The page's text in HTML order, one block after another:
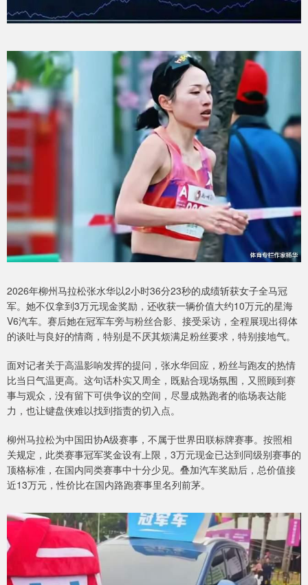
2026年柳州马拉松张水华以2小时36分23秒的成绩斩获女子全马冠
军。她不仅拿到3万元现金奖励，还收获一辆价值大约10万元的星海
V6汽车。赛后她在冠军车旁与粉丝合影、接受采访，全程展现出得体
的谈吐与良好的情商，特别是不厌其烦满足粉丝要求，特别接地气。
面对记者关于高温影响发挥的提问，张水华回应，粉丝与跑友的热情
比当日气温更高。这句话朴实又周全，既贴合现场氛围，又照顾到赛
事与观众，没有留下可供争议的空间，尽显成熟跑者的临场表达能
力，也让键盘侠难以找到指责的切入点。
柳州马拉松为中国田协A级赛事，不属于世界田联标牌赛事。按照相
关规定，此类赛事冠军奖金设有上限，3万元现金已达到同级别赛事的
顶格标准，在国内同类赛事中十分少见。叠加汽车奖励后，总价值接
近13万元，性价比在国内路跑赛事里名列前茅。